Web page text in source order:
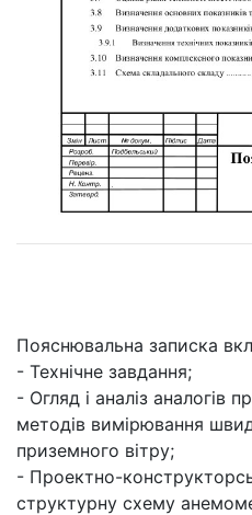
Пояснювальна записка
- Технічне завдання;
- Огляд і аналіз аналогів
методів вимірювання
приземного вітру;
- Проектно-
структурну схему